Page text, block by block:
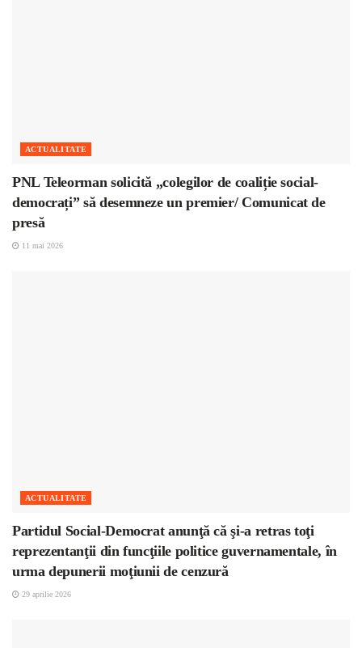
ACTUALITATE
PNL Teleorman solicită „colegilor de coaliție social-
democrați” să desemneze un premier/ Comunicat de
presă
11 mai 2026
ACTUALITATE
Partidul Social-Democrat anunţă că şi-a retras toţi
reprezentanţii din funcţiile politice guvernamentale, în
urma depunerii moţiunii de cenzură
29 aprilie 2026